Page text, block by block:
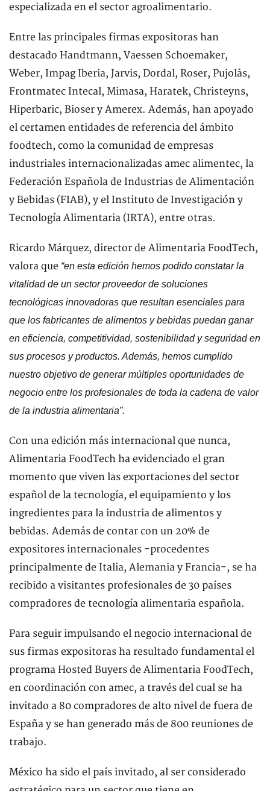
especializada en el sector agroalimentario.
Entre las principales firmas expositoras han
destacado Handtmann, Vaessen Schoemaker,
Weber, Impag Iberia, Jarvis, Dordal, Roser, Pujolàs,
Frontmatec Intecal, Mimasa, Haratek, Christeyns,
Hiperbaric, Bioser y Amerex. Además, han apoyado
el certamen entidades de referencia del ámbito
foodtech, como la comunidad de empresas
industriales internacionalizadas amec alimentec, la
Federación Española de Industrias de Alimentación
y Bebidas (FIAB), y el Instituto de Investigación y
Tecnología Alimentaria (IRTA), entre otras.
Ricardo Márquez, director de Alimentaria FoodTech,
valora que “en esta edición hemos podido constatar la
vitalidad de un sector proveedor de soluciones
tecnológicas innovadoras que resultan esenciales para
que los fabricantes de alimentos y bebidas puedan ganar
en eficiencia, competitividad, sostenibilidad y seguridad en
sus procesos y productos. Además, hemos cumplido
nuestro objetivo de generar múltiples oportunidades de
negocio entre los profesionales de toda la cadena de valor
de la industria alimentaria”.
Con una edición más internacional que nunca,
Alimentaria FoodTech ha evidenciado el gran
momento que viven las exportaciones del sector
español de la tecnología, el equipamiento y los
ingredientes para la industria de alimentos y
bebidas. Además de contar con un 20% de
expositores internacionales -procedentes
principalmente de Italia, Alemania y Francia-, se ha
recibido a visitantes profesionales de 30 países
compradores de tecnología alimentaria española.
Para seguir impulsando el negocio internacional de
sus firmas expositoras ha resultado fundamental el
programa Hosted Buyers de Alimentaria FoodTech,
en coordinación con amec, a través del cual se ha
invitado a 80 compradores de alto nivel de fuera de
España y se han generado más de 800 reuniones de
trabajo.
México ha sido el país invitado, al ser considerado